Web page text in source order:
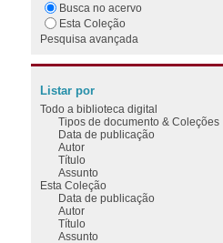
Busca no acervo
Esta Coleção
Pesquisa avançada
Listar por
Todo a biblioteca digital
Tipos de documento & Coleções
Data de publicação
Autor
Título
Assunto
Esta Coleção
Data de publicação
Autor
Título
Assunto